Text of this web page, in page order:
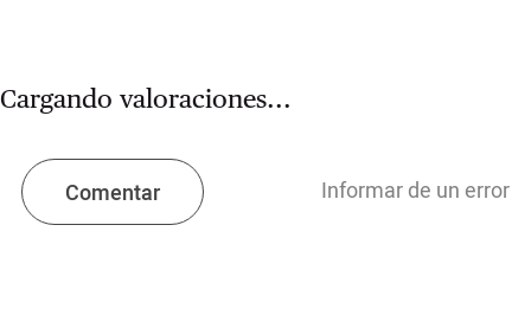
Cargando valoraciones...
Comentar Informar de un error